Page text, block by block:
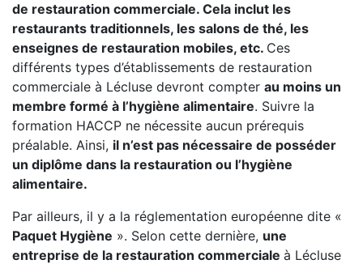
de restauration commerciale. Cela inclut les
restaurants traditionnels, les salons de thé, les
enseignes de restauration mobiles, etc. Ces
différents types d’établissements de restauration
commerciale à Lécluse devront compter au moins un
membre formé à l’hygiène alimentaire. Suivre la
formation HACCP ne nécessite aucun prérequis
préalable. Ainsi, il n’est pas nécessaire de posséder
un diplôme dans la restauration ou l’hygiène
alimentaire.
Par ailleurs, il y a la réglementation européenne dite «
Paquet Hygiène ». Selon cette dernière, une
entreprise de la restauration commerciale à Lécluse